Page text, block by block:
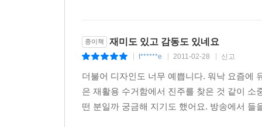
종이책 재미도 있고 감동도 있네요
t******e 2011-02-28 신고
더불어 디자인도 너무 예쁩니다. 워낙 요즘에
은 재활용 수거함에서 진주를 찾은 것 같이
떤 분일까 궁금해 지기도 했어요. 방송에서